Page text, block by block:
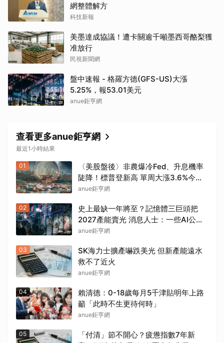
網整體解方
科技新報
美墨達成協議！遭卡關逾千噸墨西哥酪梨獲
准放行
民視新聞網
盤中速報 - 格羅方德(GFS-US)大漲
5.25%，報53.01美元
anue鉅亨網
查看更多anue鉅亨網
最近1小時結果
01
〈美股盤後〉非農爆冷Fed、升息機率
陡降！標普登新高 單周大漲3.6%今年
來次佳
anue鉅亨網
02
史上最缺一年將至？記憶體三巨頭把
2027產能賣光 消息人士：一些AI公司
已在「跪求晶片」
anue鉅亨網
03
SK海力士擴產嚇跌美光 但新產能遠水
救不了近火
anue鉅亨網
04
賴清德：0-18歲每月5千津貼明年上路
籲「此時不生更待何時」
anue鉅亨網
05
「付清」節不開心？疲憊指數7年新
取消